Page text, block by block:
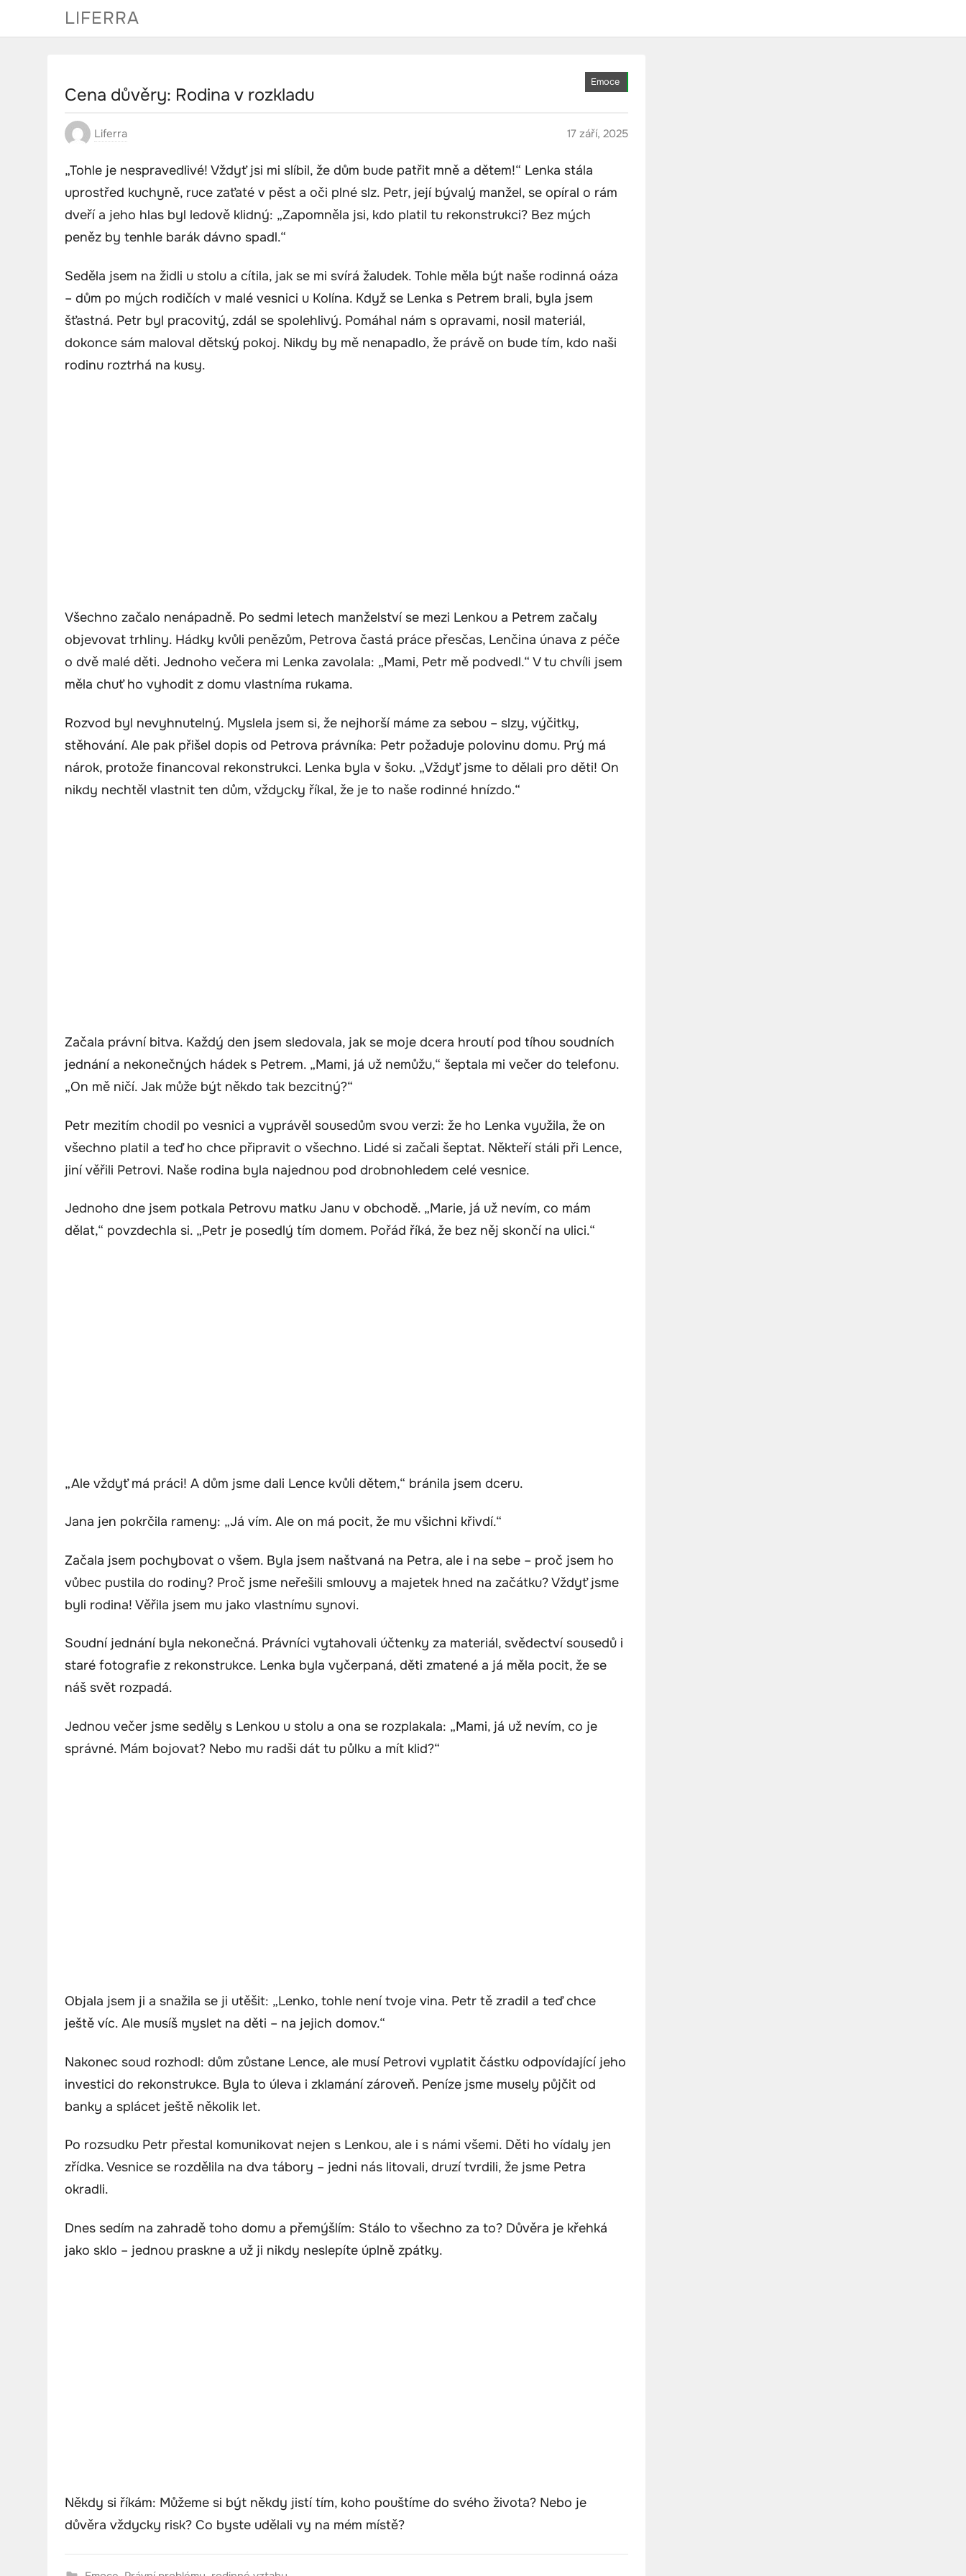
LIFERRA
Emoce
Cena důvěry: Rodina v rozkladu
Liferra 17 září, 2025
„Tohle je nespravedlivé! Vždyť jsi mi slíbil, že dům bude patřit mně a dětem!“ Lenka stála
uprostřed kuchyně, ruce zaťaté v pěst a oči plné slz. Petr, její bývalý manžel, se opíral o rám
dveří a jeho hlas byl ledově klidný: „Zapomněla jsi, kdo platil tu rekonstrukci? Bez mých
peněz by tenhle barák dávno spadl.“
Seděla jsem na židli u stolu a cítila, jak se mi svírá žaludek. Tohle měla být naše rodinná oáza
– dům po mých rodičích v malé vesnici u Kolína. Když se Lenka s Petrem brali, byla jsem
šťastná. Petr byl pracovitý, zdál se spolehlivý. Pomáhal nám s opravami, nosil materiál,
dokonce sám maloval dětský pokoj. Nikdy by mě nenapadlo, že právě on bude tím, kdo naši
rodinu roztrhá na kusy.
Všechno začalo nenápadně. Po sedmi letech manželství se mezi Lenkou a Petrem začaly
objevovat trhliny. Hádky kvůli penězům, Petrova častá práce přesčas, Lenčina únava z péče
o dvě malé děti. Jednoho večera mi Lenka zavolala: „Mami, Petr mě podvedl.“ V tu chvíli jsem
měla chuť ho vyhodit z domu vlastníma rukama.
Rozvod byl nevyhnutelný. Myslela jsem si, že nejhorší máme za sebou – slzy, výčitky,
stěhování. Ale pak přišel dopis od Petrova právníka: Petr požaduje polovinu domu. Prý má
nárok, protože financoval rekonstrukci. Lenka byla v šoku. „Vždyť jsme to dělali pro děti! On
nikdy nechtěl vlastnit ten dům, vždycky říkal, že je to naše rodinné hnízdo.“
Začala právní bitva. Každý den jsem sledovala, jak se moje dcera hroutí pod tíhou soudních
jednání a nekonečných hádek s Petrem. „Mami, já už nemůžu,“ šeptala mi večer do telefonu.
„On mě ničí. Jak může být někdo tak bezcitný?“
Petr mezitím chodil po vesnici a vyprávěl sousedům svou verzi: že ho Lenka využila, že on
všechno platil a teď ho chce připravit o všechno. Lidé si začali šeptat. Někteří stáli při Lence,
jiní věřili Petrovi. Naše rodina byla najednou pod drobnohledem celé vesnice.
Jednoho dne jsem potkala Petrovu matku Janu v obchodě. „Marie, já už nevím, co mám
dělat,“ povzdechla si. „Petr je posedlý tím domem. Pořád říká, že bez něj skončí na ulici.“
„Ale vždyť má práci! A dům jsme dali Lence kvůli dětem,“ bránila jsem dceru.
Jana jen pokrčila rameny: „Já vím. Ale on má pocit, že mu všichni křivdí.“
Začala jsem pochybovat o všem. Byla jsem naštvaná na Petra, ale i na sebe – proč jsem ho
vůbec pustila do rodiny? Proč jsme neřešili smlouvy a majetek hned na začátku? Vždyť jsme
byli rodina! Věřila jsem mu jako vlastnímu synovi.
Soudní jednání byla nekonečná. Právníci vytahovali účtenky za materiál, svědectví sousedů i
staré fotografie z rekonstrukce. Lenka byla vyčerpaná, děti zmatené a já měla pocit, že se
náš svět rozpadá.
Jednou večer jsme seděly s Lenkou u stolu a ona se rozplakala: „Mami, já už nevím, co je
správné. Mám bojovat? Nebo mu radši dát tu půlku a mít klid?“
Objala jsem ji a snažila se ji utěšit: „Lenko, tohle není tvoje vina. Petr tě zradil a teď chce
ještě víc. Ale musíš myslet na děti – na jejich domov.“
Nakonec soud rozhodl: dům zůstane Lence, ale musí Petrovi vyplatit částku odpovídající jeho
investici do rekonstrukce. Byla to úleva i zklamání zároveň. Peníze jsme musely půjčit od
banky a splácet ještě několik let.
Po rozsudku Petr přestal komunikovat nejen s Lenkou, ale i s námi všemi. Děti ho vídaly jen
zřídka. Vesnice se rozdělila na dva tábory – jedni nás litovali, druzí tvrdili, že jsme Petra
okradli.
Dnes sedím na zahradě toho domu a přemýšlím: Stálo to všechno za to? Důvěra je křehká
jako sklo – jednou praskne a už ji nikdy neslepíte úplně zpátky.
Někdy si říkám: Můžeme si být někdy jistí tím, koho pouštíme do svého života? Nebo je
důvěra vždycky risk? Co byste udělali vy na mém místě?